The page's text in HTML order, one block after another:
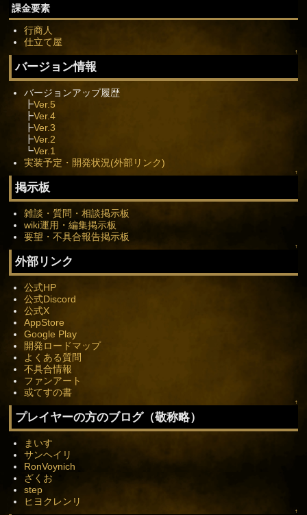
課金要素
行商人
仕立て屋
↑
バージョン情報
バージョンアップ履歴
┣Ver.5
┣Ver.4
┣Ver.3
┣Ver.2
┗Ver.1
実装予定・開発状況(外部リンク)
↑
掲示板
雑談・質問・相談掲示板
wiki運用・編集掲示板
要望・不具合報告掲示板
↑
外部リンク
公式HP
公式Discord
公式X
AppStore
Google Play
開発ロードマップ
よくある質問
不具合情報
ファンアート
或てすの書
↑
プレイヤーの方のブログ（敬称略）
まいす
サンヘイリ
RonVoynich
ざくお
step
ヒヨクレンリ
↑